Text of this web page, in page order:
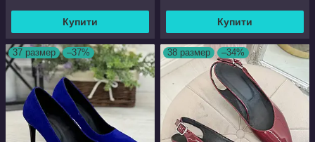
Купити Купити
37 размер –37% 38 размер –34%